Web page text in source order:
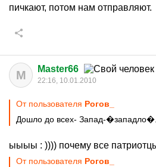
пичкают, потом нам отправляют.
M Master66
22:16, 10.01.2010
От пользователя Рогов_
Дошло до всех- Запад-�западло�.
ыыыы : )))) почему все
От пользователя Рогов_